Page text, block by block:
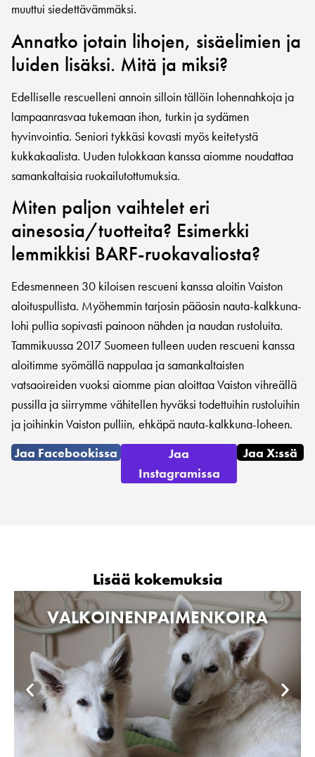
muuttui siedettävämmäksi.
Annatko jotain lihojen, sisäelimien ja
luiden lisäksi. Mitä ja miksi?
Edelliselle rescuelleni annoin silloin tällöin lohennahkoja ja
lampaanrasvaa tukemaan ihon, turkin ja sydämen
hyvinvointia. Seniori tykkäsi kovasti myös keitetystä
kukkakaalista. Uuden tulokkaan kanssa aiomme noudattaa
samankaltaisia ruokailutottumuksia.
Miten paljon vaihtelet eri
ainesosia/tuotteita? Esimerkki
lemmikkisi BARF-ruokavaliosta?
Edesmenneen 30 kiloisen rescueni kanssa aloitin Vaiston
aloituspullista. Myöhemmin tarjosin pääosin nauta-kalkkuna-
lohi pullia sopivasti painoon nähden ja naudan rustoluita.
Tammikuussa 2017 Suomeen tulleen uuden rescueni kanssa
aloitimme syömällä nappulaa ja samankaltaisten
vatsaoireiden vuoksi aiomme pian aloittaa Vaiston vihreällä
pussilla ja siirrymme vähitellen hyväksi todettuihin rustoluihin
ja joihinkin Vaiston pulliin, ehkäpä nauta-kalkkuna-loheen.
Jaa Facebookissa
Jaa
Instagramissa
Jaa X:ssä
Lisää kokemuksia
VALKOINENPAIMENKOIRA